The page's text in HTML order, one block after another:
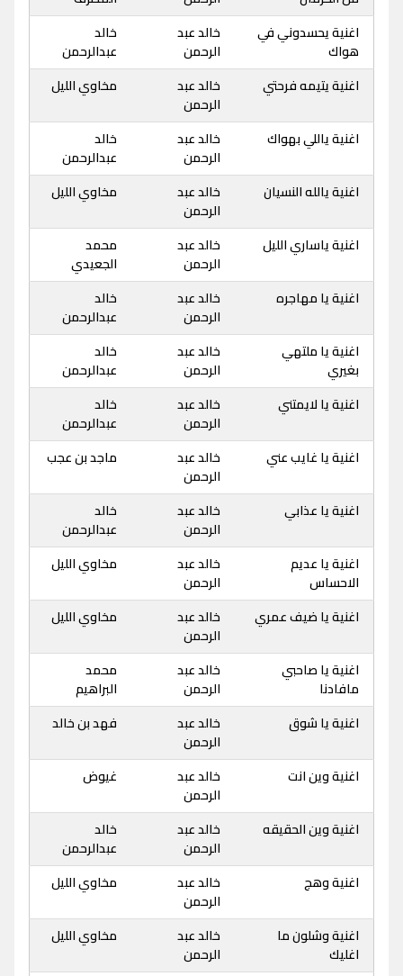
اغنية يحسدوني في
هواك
خالد عبد
الرحمن
خالد
عبدالرحمن
اغنية يتيمه فرحتي
خالد عبد
الرحمن
مخاوي الليل
اغنية ياللي بهواك
خالد عبد
الرحمن
خالد
عبدالرحمن
اغنية يالله النسيان
خالد عبد
الرحمن
مخاوي الليل
اغنية ياساري الليل
خالد عبد
الرحمن
محمد
الجعيدي
اغنية يا مهاجره
خالد عبد
الرحمن
خالد
عبدالرحمن
اغنية يا ملتهي
بغيري
خالد عبد
الرحمن
خالد
عبدالرحمن
اغنية يا لايمتني
خالد عبد
الرحمن
خالد
عبدالرحمن
اغنية يا غايب عني
خالد عبد
الرحمن
ماجد بن عجب
اغنية يا عذابي
خالد عبد
الرحمن
خالد
عبدالرحمن
اغنية يا عديم
الاحساس
خالد عبد
الرحمن
مخاوي الليل
اغنية يا ضيف عمري
خالد عبد
الرحمن
مخاوي الليل
اغنية يا صاحبي
مافادنا
خالد عبد
الرحمن
محمد
البراهيم
اغنية يا شوق
خالد عبد
الرحمن
فهد بن خالد
اغنية وين انت
خالد عبد
الرحمن
غيوض
اغنية وين الحقيقه
خالد عبد
الرحمن
خالد
عبدالرحمن
اغنية وهج
خالد عبد
الرحمن
مخاوي الليل
اغنية وشلون ما
اغليك
خالد عبد
الرحمن
مخاوي الليل